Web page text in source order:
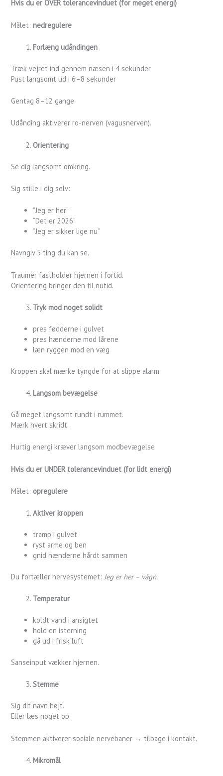
Hvis du er OVER tolerancevinduet (for meget energi)
Målet:nedregulere
Forlæng udåndingen
Træk vejret ind gennem næsen i 4 sekunder
Pust langsomt ud i 6–8 sekunder
Gentag 8–12 gange
Udånding aktiverer ro-nerven (vagusnerven).
Orientering
Se dig langsomt omkring.
Sig stille i dig selv:
“Jeg er her”
“Det er 2026”
“Jeg er sikker lige nu”
Navngiv 5 ting du kan se.
Traumer fastholder hjernen i fortid.
Orientering bringer den til nutid.
Tryk mod noget solidt
pres fødderne i gulvet
pres hænderne mod lårene
læn ryggen mod en væg
Kroppen skal mærke tyngde for at slippe alarm.
Langsom bevægelse
Gå meget langsomt rundt i rummet.
Mærk hvert skridt.
Hurtig energi kræver langsom modbevægelse
Hvis du er UNDER tolerancevinduet (for lidt energi)
Målet: opregulere
Aktiver kroppen
tramp i gulvet
ryst arme og ben
gnid hænderne hårdt sammen
Du fortæller nervesystemet:Jeg er her – vågn.
Temperatur
koldt vand i ansigtet
hold en isterning
gå ud i frisk luft
Sanseinput vækker hjernen.
Stemme
Sig dit navn højt.
Eller læs noget op.
Stemmen aktiverer sociale nervebaner → tilbage i kontakt.
Mikromål